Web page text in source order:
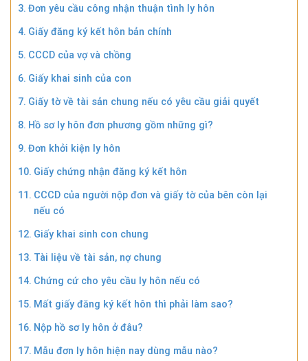
Đơn yêu cầu công nhận thuận tình ly hôn
Giấy đăng ký kết hôn bản chính
CCCD của vợ và chồng
Giấy khai sinh của con
Giấy tờ về tài sản chung nếu có yêu cầu giải quyết
Hồ sơ ly hôn đơn phương gồm những gì?
Đơn khởi kiện ly hôn
Giấy chứng nhận đăng ký kết hôn
CCCD của người nộp đơn và giấy tờ của bên còn lại
nếu có
Giấy khai sinh con chung
Tài liệu về tài sản, nợ chung
Chứng cứ cho yêu cầu ly hôn nếu có
Mất giấy đăng ký kết hôn thì phải làm sao?
Nộp hồ sơ ly hôn ở đâu?
Mẫu đơn ly hôn hiện nay dùng mẫu nào?